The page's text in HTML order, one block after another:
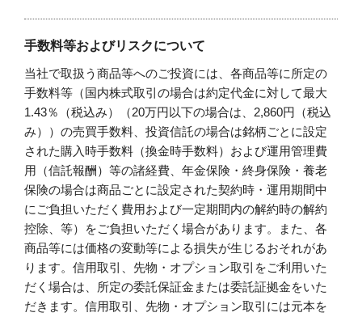
手数料等およびリスクについて
当社で取扱う商品等へのご投資には、各商品等に所定の
手数料等（国内株式取引の場合は約定代金に対して最大
1.43％（税込み）（20万円以下の場合は、2,860円（税込
み））の売買手数料、投資信託の場合は銘柄ごとに設定
された購入時手数料（換金時手数料）および運用管理費
用（信託報酬）等の諸経費、年金保険・終身保険・養老
保険の場合は商品ごとに設定された契約時・運用期間中
にご負担いただく費用および一定期間内の解約時の解約
控除、等）をご負担いただく場合があります。また、各
商品等には価格の変動等による損失が生じるおそれがあ
ります。信用取引、先物・オプション取引をご利用いた
だく場合は、所定の委託保証金または委託証拠金をいた
だきます。信用取引、先物・オプション取引には元本を